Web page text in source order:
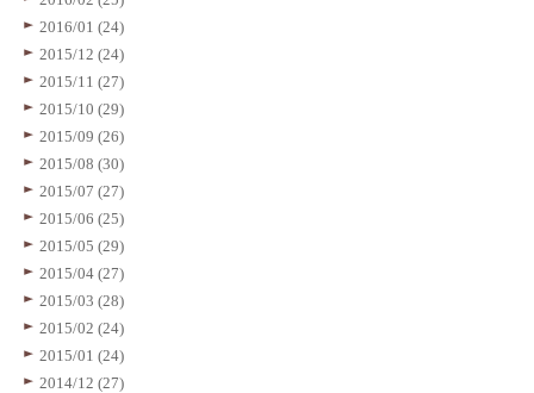
2016/01 (24)
2015/12 (24)
2015/11 (27)
2015/10 (29)
2015/09 (26)
2015/08 (30)
2015/07 (27)
2015/06 (25)
2015/05 (29)
2015/04 (27)
2015/03 (28)
2015/02 (24)
2015/01 (24)
2014/12 (27)